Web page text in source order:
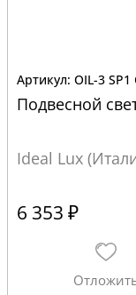
OIL-3 SP1
Подвесной
Ideal Lux
6 353 ₽